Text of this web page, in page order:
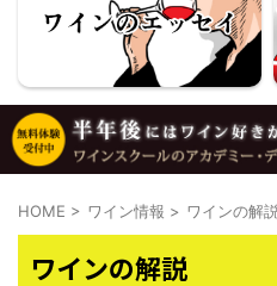
HOME > ワイン情報 > ワインの解説
ワインの解説